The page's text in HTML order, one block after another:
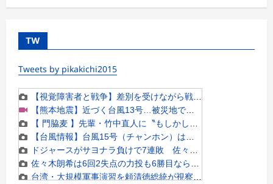
TW
Tweets by pikakichi2015